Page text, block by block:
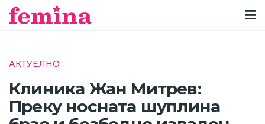
АКТУЕЛНО
Клиника Жан Митрев:
Преку носната шуплина